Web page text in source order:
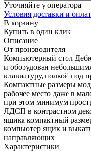
Уточняйте у оператора
Условия доставки и
В корзину
Купить в один клик
Описание
От производителя
Компьютерный стол
и оборудован
клавиатуру, полкой под
Компактные размеры
рабочее место даже в
при этом минимум
ЛДСП в контрастном
ящика компактный
компьютер ящик и
направляющих
Характеристики